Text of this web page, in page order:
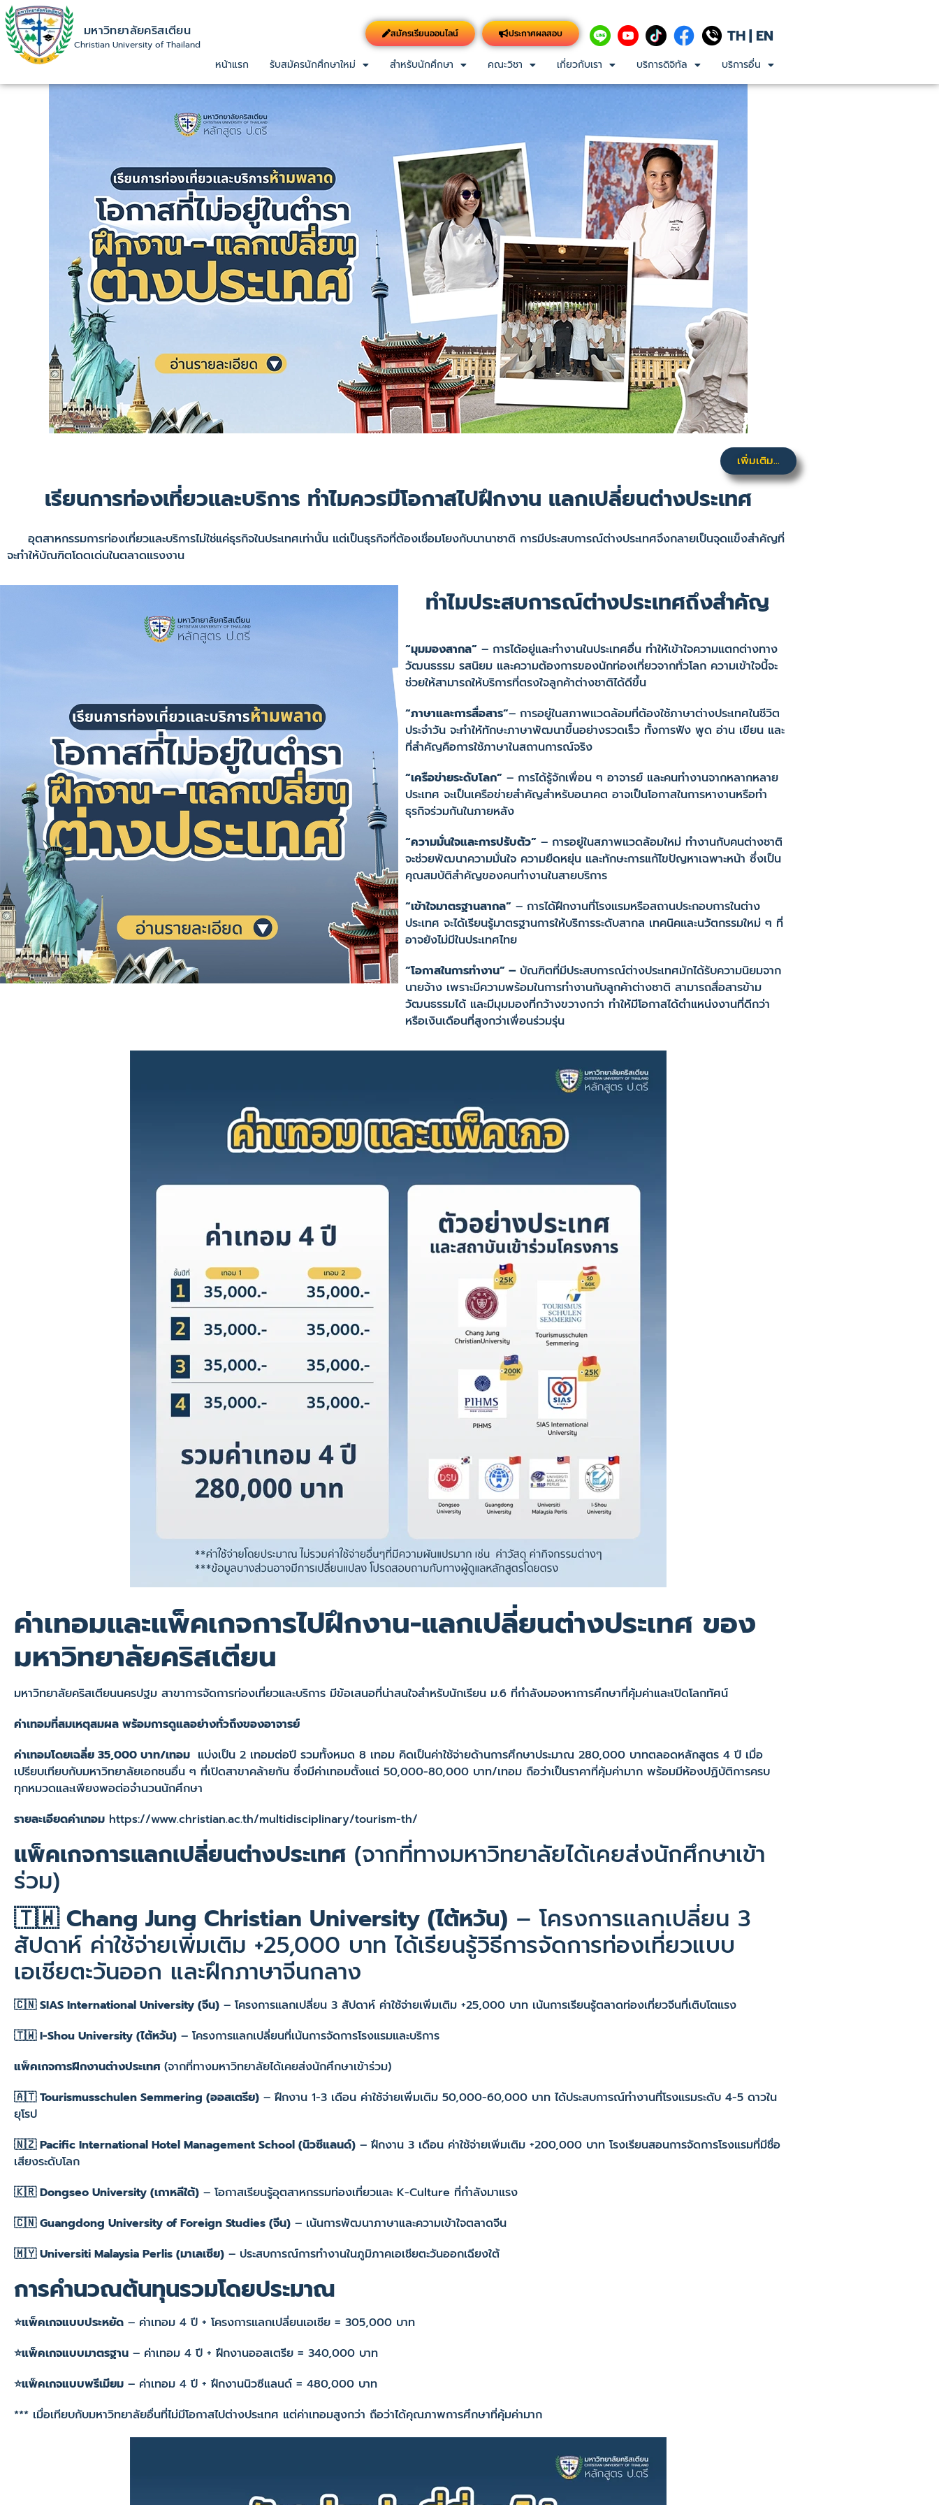
มหาวิทยาลัยคริสเตียน
Christian University of Thailand
สมัครเรียนออนไลน์ ประกาศผลสอบ TH| EN
หน้าแรก รับสมัครนักศึกษาใหม่ สำหรับนักศึกษา คณะวิชา เกี่ยวกับเรา บริการดิจิทัล บริการอื่น
เพิ่มเติม...
เรียนการท่องเที่ยวและบริการ ทำไมควรมีโอกาสไปฝึกงาน แลกเปลี่ยนต่างประเทศ
อุตสาหกรรมการท่องเที่ยวและบริการไม่ใช่แค่ธุรกิจในประเทศเท่านั้น แต่เป็นธุรกิจที่ต้องเชื่อมโยงกับนานาชาติ การมีประสบการณ์ต่างประเทศจึงกลายเป็นจุดแข็งสำคัญที่
จะทำให้บัณฑิตโดดเด่นในตลาดแรงงาน
ทำไมประสบการณ์ต่างประเทศถึงสำคัญ
“มุมมองสากล” – การได้อยู่และทำงานในประเทศอื่น ทำให้เข้าใจความแตกต่างทาง
วัฒนธรรม รสนิยม และความต้องการของนักท่องเที่ยวจากทั่วโลก ความเข้าใจนี้จะ
ช่วยให้สามารถให้บริการที่ตรงใจลูกค้าต่างชาติได้ดีขึ้น
“ภาษาและการสื่อสาร”– การอยู่ในสภาพแวดล้อมที่ต้องใช้ภาษาต่างประเทศในชีวิต
ประจำวัน จะทำให้ทักษะภาษาพัฒนาขึ้นอย่างรวดเร็ว ทั้งการฟัง พูด อ่าน เขียน และ
ที่สำคัญคือการใช้ภาษาในสถานการณ์จริง
“เครือข่ายระดับโลก” – การได้รู้จักเพื่อน ๆ อาจารย์ และคนทำงานจากหลากหลาย
ประเทศ จะเป็นเครือข่ายสำคัญสำหรับอนาคต อาจเป็นโอกาสในการหางานหรือทำ
ธุรกิจร่วมกันในภายหลัง
“ความมั่นใจและการปรับตัว” – การอยู่ในสภาพแวดล้อมใหม่ ทำงานกับคนต่างชาติ
จะช่วยพัฒนาความมั่นใจ ความยืดหยุ่น และทักษะการแก้ไขปัญหาเฉพาะหน้า ซึ่งเป็น
คุณสมบัติสำคัญของคนทำงานในสายบริการ
“เข้าใจมาตรฐานสากล” – การได้ฝึกงานที่โรงแรมหรือสถานประกอบการในต่าง
ประเทศ จะได้เรียนรู้มาตรฐานการให้บริการระดับสากล เทคนิคและนวัตกรรมใหม่ ๆ ที่
อาจยังไม่มีในประเทศไทย
“โอกาสในการทำงาน” – บัณฑิตที่มีประสบการณ์ต่างประเทศมักได้รับความนิยมจาก
นายจ้าง เพราะมีความพร้อมในการทำงานกับลูกค้าต่างชาติ สามารถสื่อสารข้าม
วัฒนธรรมได้ และมีมุมมองที่กว้างขวางกว่า ทำให้มีโอกาสได้ตำแหน่งงานที่ดีกว่า
หรือเงินเดือนที่สูงกว่าเพื่อนร่วมรุ่น
ค่าเทอมและแพ็คเกจการไปฝึกงาน-แลกเปลี่ยนต่างประเทศ ของ
มหาวิทยาลัยคริสเตียน
มหาวิทยาลัยคริสเตียนนครปฐม สาขาการจัดการท่องเที่ยวและบริการ มีข้อเสนอที่น่าสนใจสำหรับนักเรียน ม.6 ที่กำลังมองหาการศึกษาที่คุ้มค่าและเปิดโลกทัศน์
ค่าเทอมที่สมเหตุสมผล พร้อมการดูแลอย่างทั่วถึงของอาจารย์
ค่าเทอมโดยเฉลี่ย 35,000 บาท/เทอม แบ่งเป็น 2 เทอมต่อปี รวมทั้งหมด 8 เทอม คิดเป็นค่าใช้จ่ายด้านการศึกษาประมาณ 280,000 บาทตลอดหลักสูตร 4 ปี เมื่อ
เปรียบเทียบกับมหาวิทยาลัยเอกชนอื่น ๆ ที่เปิดสาขาคล้ายกัน ซึ่งมีค่าเทอมตั้งแต่ 50,000-80,000 บาท/เทอม ถือว่าเป็นราคาที่คุ้มค่ามาก พร้อมมีห้องปฏิบัติการครบ
ทุกหมวดและเพียงพอต่อจำนวนนักศึกษา
รายละเอียดค่าเทอม https://www.christian.ac.th/multidisciplinary/tourism-th/
แพ็คเกจการแลกเปลี่ยนต่างประเทศ (จากที่ทางมหาวิทยาลัยได้เคยส่งนักศึกษาเข้า
ร่วม)
🇹🇼 Chang Jung Christian University (ไต้หวัน) – โครงการแลกเปลี่ยน 3
สัปดาห์ ค่าใช้จ่ายเพิ่มเติม +25,000 บาท ได้เรียนรู้วิธีการจัดการท่องเที่ยวแบบ
เอเชียตะวันออก และฝึกภาษาจีนกลาง
🇨🇳 SIAS International University (จีน) – โครงการแลกเปลี่ยน 3 สัปดาห์ ค่าใช้จ่ายเพิ่มเติม +25,000 บาท เน้นการเรียนรู้ตลาดท่องเที่ยวจีนที่เติบโตแรง
🇹🇼 I-Shou University (ไต้หวัน) – โครงการแลกเปลี่ยนที่เน้นการจัดการโรงแรมและบริการ
แพ็คเกจการฝึกงานต่างประเทศ (จากที่ทางมหาวิทยาลัยได้เคยส่งนักศึกษาเข้าร่วม)
🇦🇹 Tourismusschulen Semmering (ออสเตรีย) – ฝึกงาน 1-3 เดือน ค่าใช้จ่ายเพิ่มเติม 50,000-60,000 บาท ได้ประสบการณ์ทำงานที่โรงแรมระดับ 4-5 ดาวใน
ยุโรป
🇳🇿 Pacific International Hotel Management School (นิวซีแลนด์) – ฝึกงาน 3 เดือน ค่าใช้จ่ายเพิ่มเติม +200,000 บาท โรงเรียนสอนการจัดการโรงแรมที่มีชื่อ
เสียงระดับโลก
🇰🇷 Dongseo University (เกาหลีใต้) – โอกาสเรียนรู้อุตสาหกรรมท่องเที่ยวและ K-Culture ที่กำลังมาแรง
🇨🇳 Guangdong University of Foreign Studies (จีน) – เน้นการพัฒนาภาษาและความเข้าใจตลาดจีน
🇲🇾 Universiti Malaysia Perlis (มาเลเซีย) – ประสบการณ์การทำงานในภูมิภาคเอเชียตะวันออกเฉียงใต้
การคำนวณต้นทุนรวมโดยประมาณ
⭐แพ็คเกจแบบประหยัด – ค่าเทอม 4 ปี + โครงการแลกเปลี่ยนเอเชีย = 305,000 บาท
⭐แพ็คเกจแบบมาตรฐาน – ค่าเทอม 4 ปี + ฝึกงานออสเตรีย = 340,000 บาท
⭐แพ็คเกจแบบพรีเมียม – ค่าเทอม 4 ปี + ฝึกงานนิวซีแลนด์ = 480,000 บาท
*** เมื่อเทียบกับมหาวิทยาลัยอื่นที่ไม่มีโอกาสไปต่างประเทศ แต่ค่าเทอมสูงกว่า ถือว่าได้คุณภาพการศึกษาที่คุ้มค่ามาก